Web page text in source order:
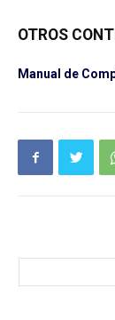
OTROS
Manual de